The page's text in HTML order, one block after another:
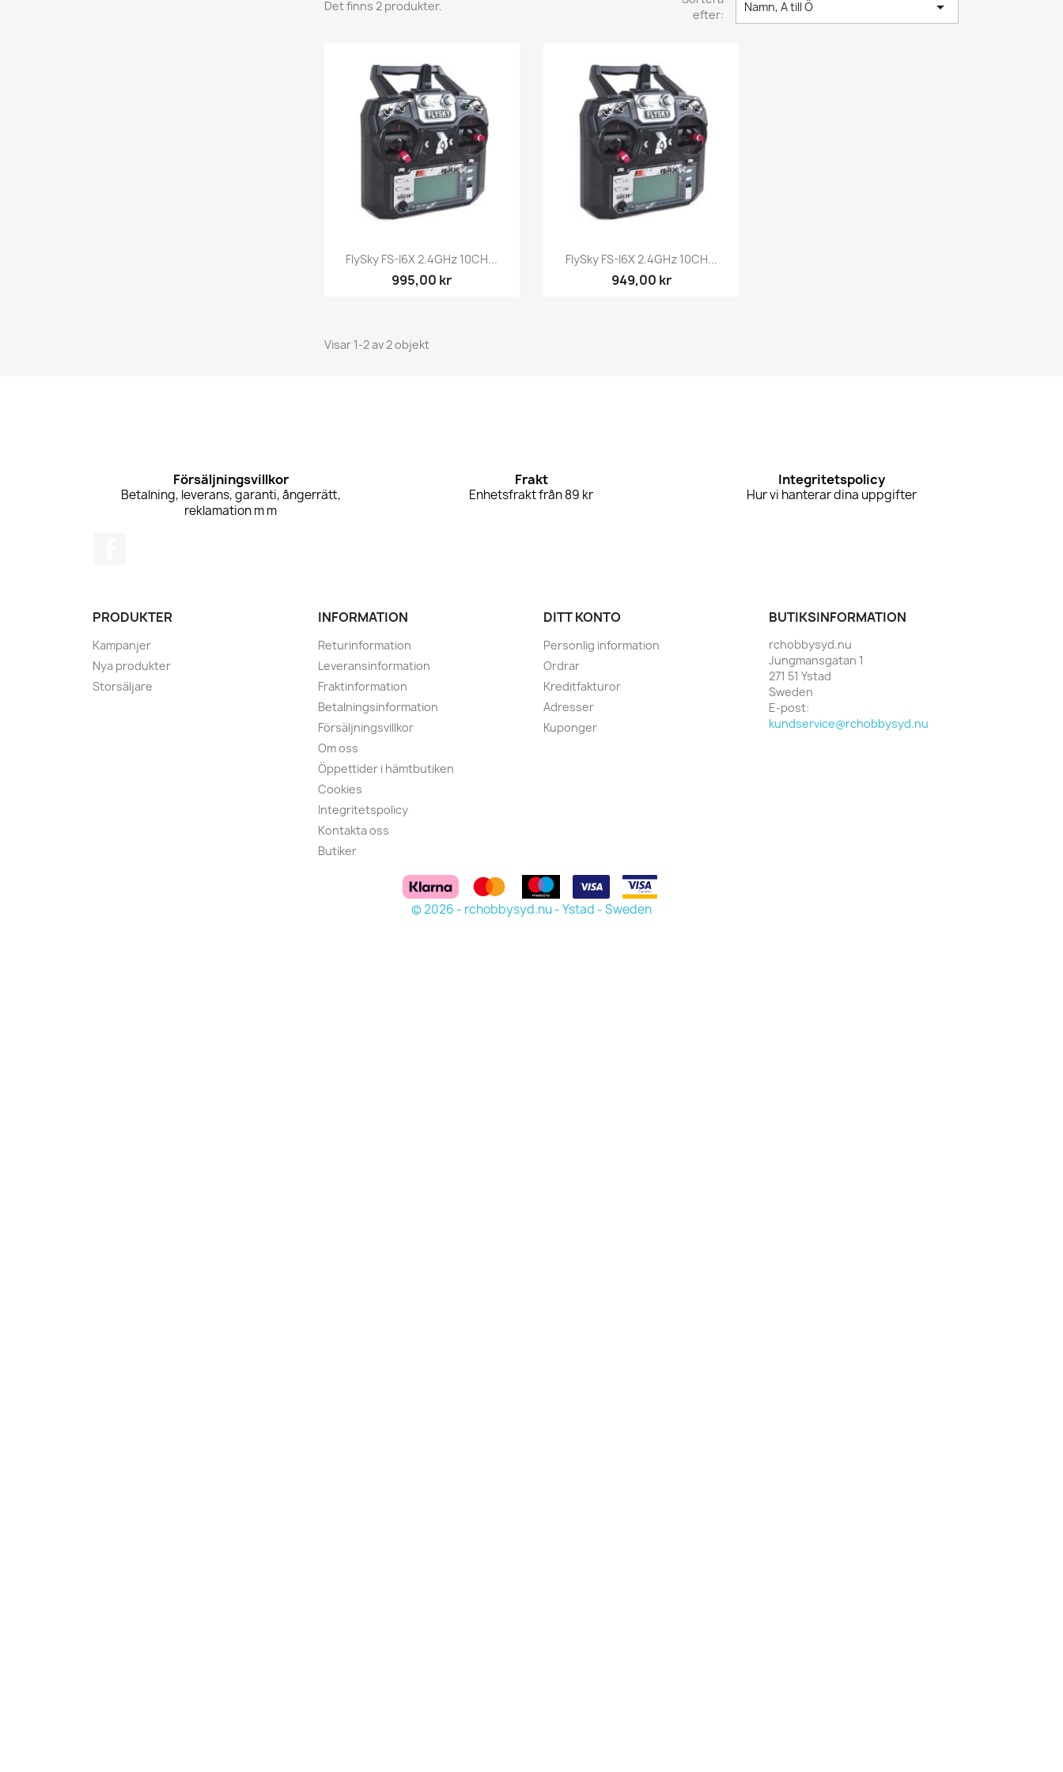
Det finns 2 produkter.
efter:
Namn, A till Ö 
Snabbvy
FlySky FS-I6X 2.4GHz 10CH...
995,00 kr
Snabbvy
FlySky FS-I6X 2.4GHz 10CH...
949,00 kr
Visar 1-2 av 2 objekt
Försäljningsvillkor
Betalning, leverans, garanti, ångerrätt,
reklamation m m
Frakt
Enhetsfrakt från 89 kr
Integritetspolicy
Hur vi hanterar dina uppgifter
PRODUKTER
Kampanjer
Nya produkter
Storsäljare
INFORMATION
Returinformation
Leveransinformation
Fraktinformation
Betalningsinformation
Försäljningsvillkor
Om oss
Öppettider i hämtbutiken
Cookies
Integritetspolicy
Kontakta oss
Butiker
DITT KONTO
Personlig information
Ordrar
Kreditfakturor
Adresser
Kuponger
BUTIKSINFORMATION
rchobbysyd.nu
Jungmansgatan 1
271 51 Ystad
Sweden
E-post:
kundservice@rchobbysyd.nu
© 2026 - rchobbysyd.nu - Ystad - Sweden